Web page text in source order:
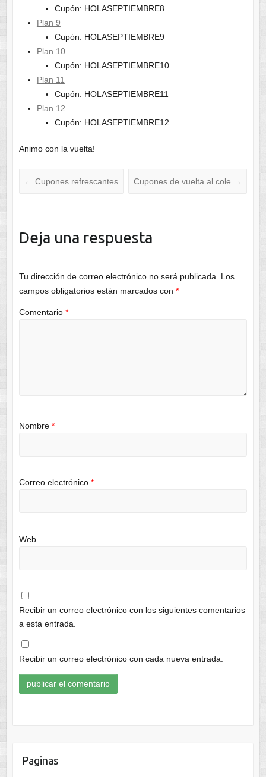
Cupón: HOLASEPTIEMBRE8
Plan 9
Cupón: HOLASEPTIEMBRE9
Plan 10
Cupón: HOLASEPTIEMBRE10
Plan 11
Cupón: HOLASEPTIEMBRE11
Plan 12
Cupón: HOLASEPTIEMBRE12
Animo con la vuelta!
← Cupones refrescantes Cupones de vuelta al cole →
Deja una respuesta
Tu dirección de correo electrónico no será publicada. Los
campos obligatorios están marcados con *
Comentario *
Nombre *
Correo electrónico *
Web
Recibir un correo electrónico con los siguientes comentarios
a esta entrada.
Recibir un correo electrónico con cada nueva entrada.
Paginas